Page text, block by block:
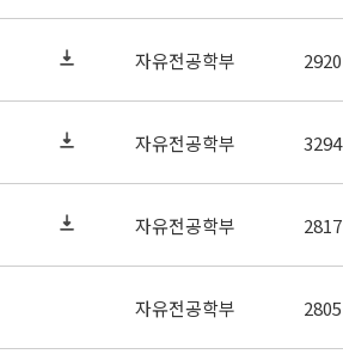
자유전공학부 2920
자유전공학부 3294
자유전공학부 2817
자유전공학부 2805